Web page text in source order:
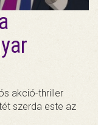
akció-thriller
szerda este az